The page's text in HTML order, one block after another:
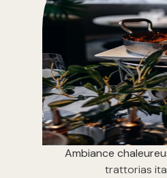
Ambiance
trattorias